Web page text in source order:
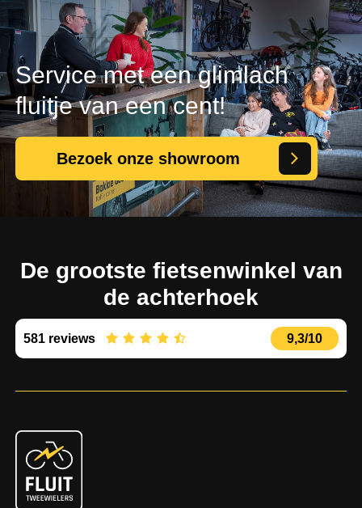
Service met een glimlach
fluitje van een cent!
Bezoek onze showroom
De grootste fietsenwinkel van
de achterhoek
581 reviews 9,3/10